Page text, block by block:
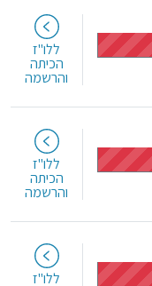
ללו"ז
הכיתה
והרשמה
ללו"ז
הכיתה
והרשמה
ללו"ז